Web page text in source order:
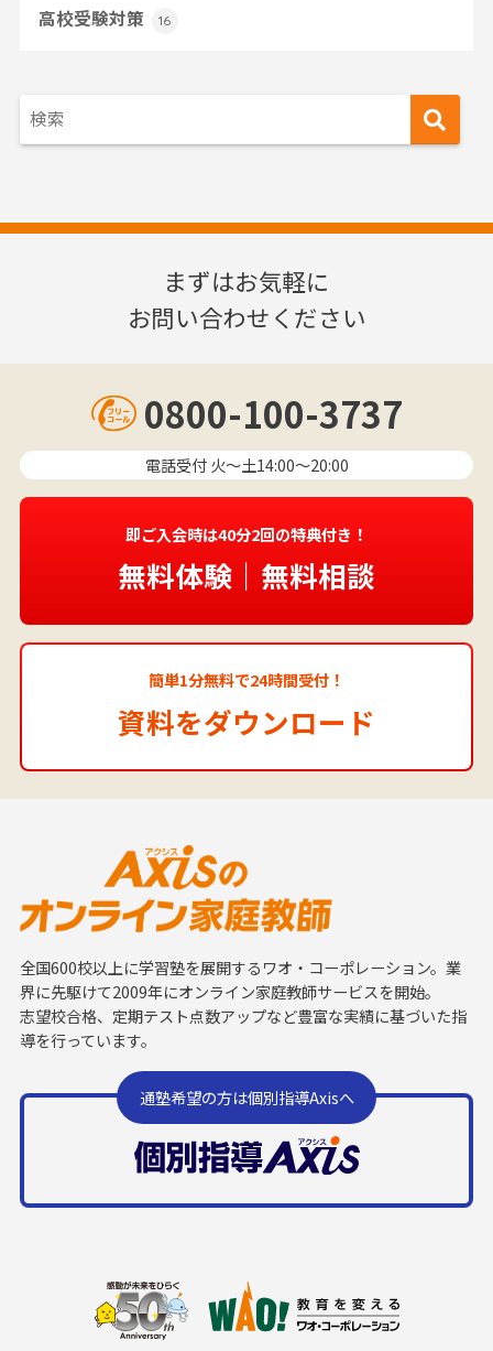
高校受験対策 16
まずはお気軽に
お問い合わせください
0800-100-3737
電話受付 火〜土14:00～20:00
即ご入会時は40分2回の特典付き！
無料体験｜無料相談
簡単1分無料で24時間受付！
資料をダウンロード
全国600校以上に学習塾を展開するワオ・コーポレーション。業
界に先駆けて2009年にオンライン家庭教師サービスを開始。
志望校合格、定期テスト点数アップなど豊富な実績に基づいた指
導を行っています。
通塾希望の方は個別指導Axisへ